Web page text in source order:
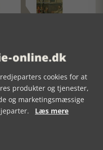
PÅ KØGEEGNEN
cookies for at
produkter og tjenester,
og marketingsmæssige
Læs mere